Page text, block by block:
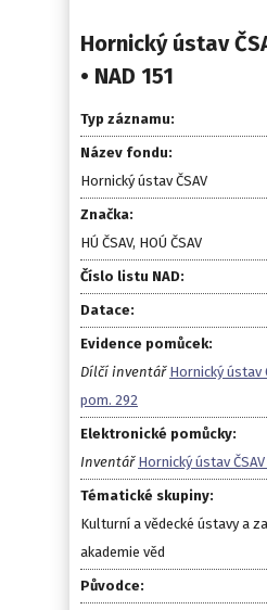
Hornický ústav
• NAD 151
Typ záznamu:
Název fondu:
Hornický ústav ČSAV
Značka:
HÚ ČSAV, HOÚ ČSAV
Číslo listu NAD:
Datace:
Evidence pomůcek:
Dílčí inventář Hornický ústav
pom. 292
Elektronické pomůcky:
Inventář Hornický ústav ČSAV
Tématické skupiny:
Kulturní a vědecké ústavy a
akademie věd
Původce: